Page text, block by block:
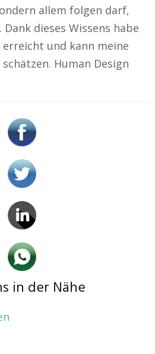
allem folgen darf,
dieses Wissens habe
und kann meine
Human Design
in der Nähe